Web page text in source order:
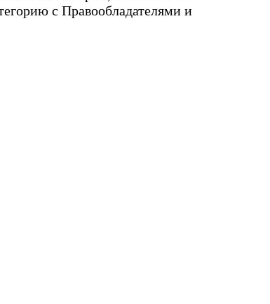
с Правообладателями и